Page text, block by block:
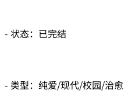
- 状态：已完结
- 类型：纯爱/现代/校园/治愈